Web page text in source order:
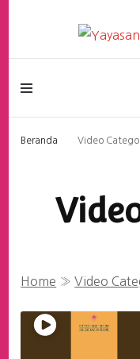
Beranda Video
Home »Video